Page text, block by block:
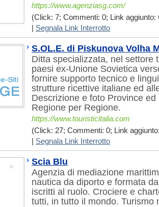
https://www.agenziasg.com/
(Click: 7; Commenti: 0; Link aggiunto:
Segnala Link Interrotto
S.OL.E. di Piskunova Volha
Ditta specializzata, nel settore
paesi ex-Unione Sovietica
fornire supporto tecnico e
strutture ricettive italiane ed
Descrizione e foto Province
Regione per Regione.
https://www.touristicitalia.com
(Click: 27; Commenti: 0; Link
Segnala Link Interrotto
Scia Blu
Agenzia di mediazione
nautica da diporto e formata
iscritti al ruolo. Crociere e
tutti, in tutto il mondo. Turismo